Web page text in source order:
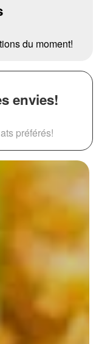
du moment!
envies!
préférés!